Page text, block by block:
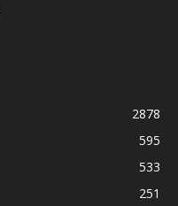
2878
595
533
251